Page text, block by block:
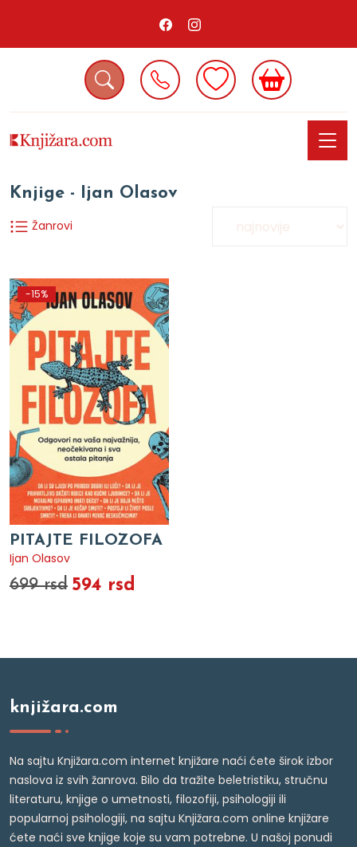
Knjige - Ijan Olasov
Žanrovi
-15%
PITAJTE FILOZOFA
Ijan Olasov
699 rsd 594 rsd
knjižara.com
Na sajtu Knjižara.com internet knjižare naći ćete širok izbor
naslova iz svih žanrova. Bilo da tražite beletristiku, stručnu
literaturu, knjige o umetnosti, filozofiji, psihologiji ili
popularnoj psihologiji, na sajtu Knjižara.com online knjižare
ćete naći sve knjige koje su vam potrebne. U našoj ponudi